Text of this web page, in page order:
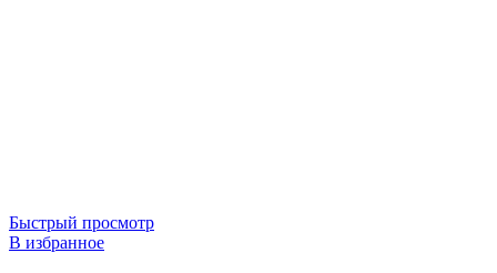
Быстрый просмотр
В избранное